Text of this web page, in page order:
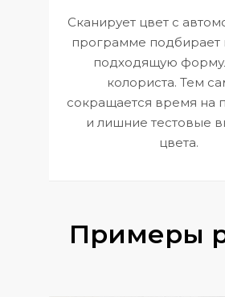
Сканирует цвет с
программе подбирает
подходящую
колориста. Тем
сокращается время на
и лишние тестовые
цвета.
Примеры